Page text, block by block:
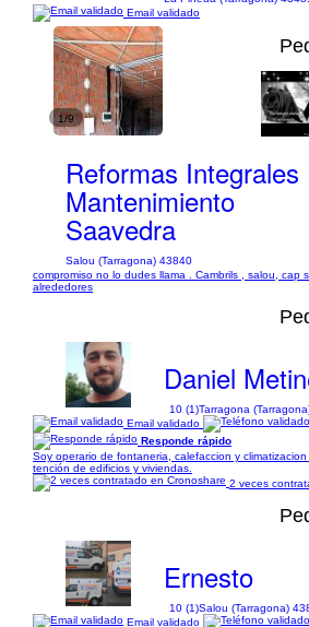
Email validado
1/9
Reformas Integrales
Mantenimiento
Saavedra
Salou (Tarragona) 43840
compromiso no lo dudes llama . Cambrils , salou, cap
alrededores
Daniel
10 (1)Tarragona
Email validado
Responde rápido
Soy operario de fontaneria, calefaccion y
tención de edificios y viviendas.
2 veces
Ernesto
10 (1)Salou (Tarragona)
Email validado